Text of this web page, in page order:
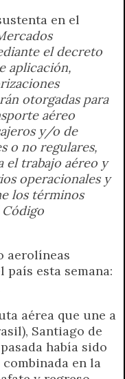
en el
el decreto
aplicación,
otorgadas para
aéreo
y/o de
o no regulares,
el trabajo aéreo y
operacionales y
los términos
Código
aerolíneas
esta semana:
aérea que une a
Santiago de
había sido
en la